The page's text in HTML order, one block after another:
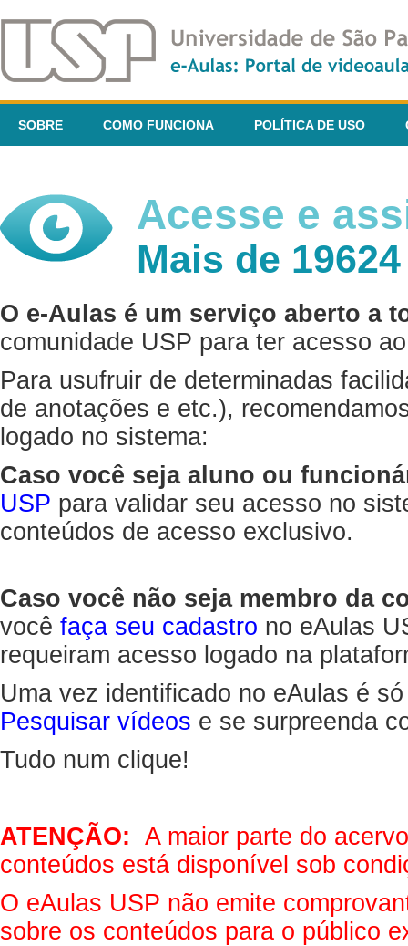
SOBRE COMO FUNCIONA POLÍTICA DE USO
Acesse e
Mais de
O e-Aulas é um serviço aberto a
comunidade USP para ter acesso
Para usufruir de determinadas
de anotações e etc.),
logado no sistema:
Caso você seja aluno ou
USP para validar seu acesso no
conteúdos de acesso exclusivo.
Caso você não seja membro da
você faça seu cadastro no eAulas
requeiram acesso logado na
Uma vez identificado no eAulas é
Pesquisar vídeos e se surpreenda
Tudo num clique!
ATENÇÃO: A maior parte do
conteúdos está disponível sob
O eAulas USP não emite
sobre os conteúdos para o público